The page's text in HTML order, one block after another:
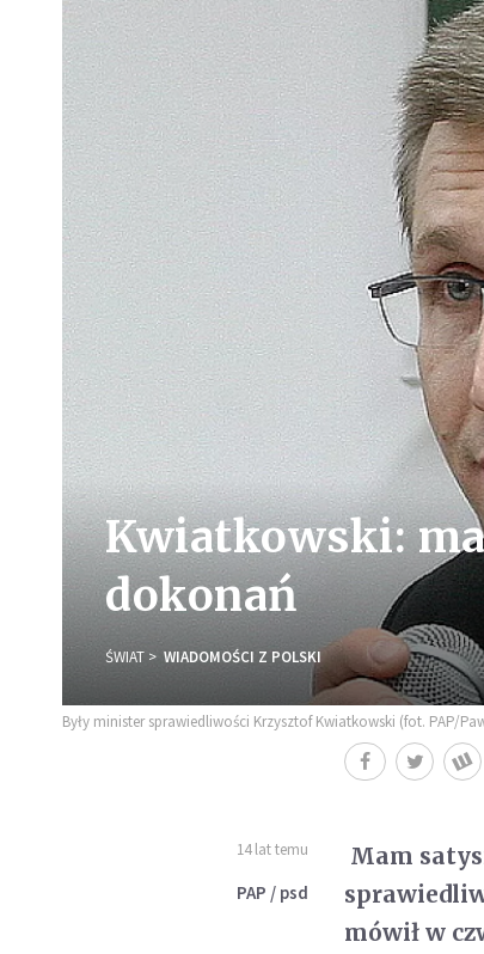
Kwiatkowski:
dokonań
ŚWIAT WIADOMOŚCI Z POLSKI
Były minister sprawiedliwości Krzysztof Kwiatkowski (fot. PAP/
14 lat temu
PAP / psd
Mam
mówił w